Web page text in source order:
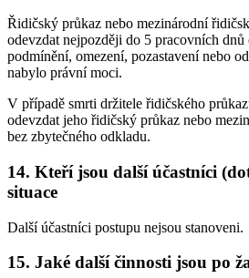
Řidičský průkaz nebo mezinárodní
odevzdat nejpozději do 5 pracovních
podmínění, omezení, pozastavení nebo
nabylo právní moci.
V případě smrti držitele řidičského
odevzdat jeho řidičský průkaz nebo
bez zbytečného odkladu.
14. Kteří jsou další účastníci
situace
Další účastníci postupu nejsou stanoveni.
15. Jaké další činnosti jsou po